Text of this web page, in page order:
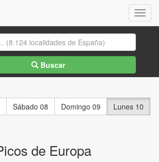
Menu
Buscar
Sábado 08 Domingo 09
Lunes 10
de Europa